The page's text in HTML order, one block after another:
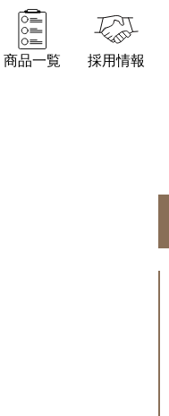
商品一覧 採用情報